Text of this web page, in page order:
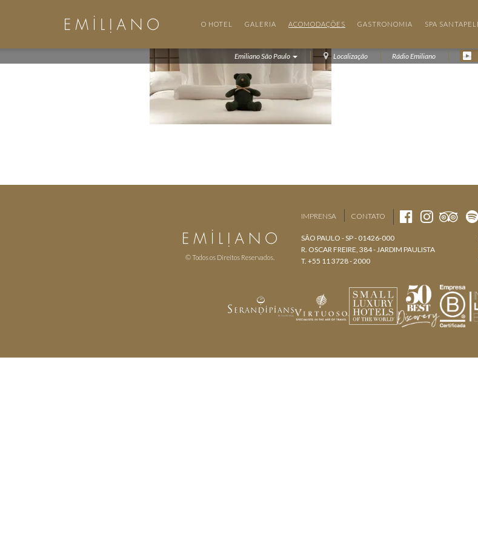
O HOTEL GALERIA ACOMODAÇÕES GASTRONOMIA SPA
Emiliano São Paulo Localização Rádio Emiliano
© Todos os Direitos Reservados.
IMPRENSA CONTATO
SÃO PAULO - SP - 01426-000
R. OSCAR FREIRE, 384 - JARDIM PAULISTA
T. +55 11 3728 - 2000